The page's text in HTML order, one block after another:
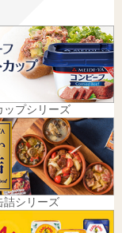
ップシリーズ
詰シリーズ